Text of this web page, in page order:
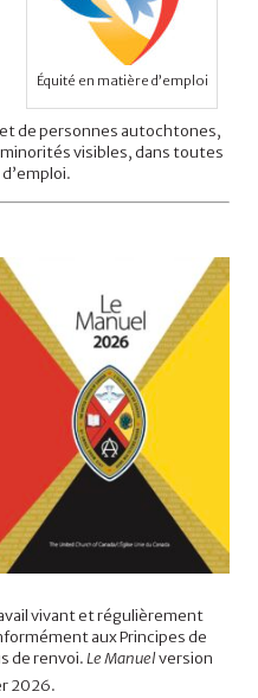
Équité en matière d’emploi
de personnes autochtones,
visibles, dans toutes
vivant et régulièrement
aux Principes de
de renvoi.Le Manuelversion
2026.